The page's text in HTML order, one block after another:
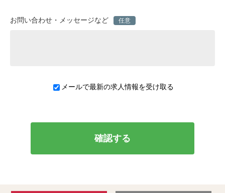
お問い合わせ・メッセージなど 任意
メールで最新の求人情報を受け取る
確認する